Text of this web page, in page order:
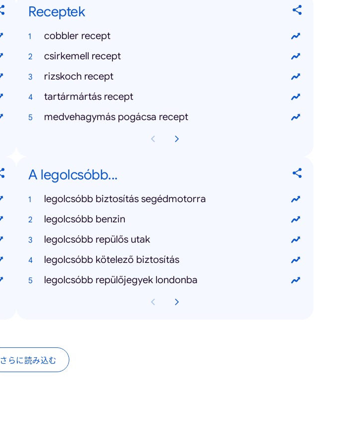
Receptek
cobbler recept
csirkemell recept
rizskoch recept
tartármártás recept
medvehagymás pogácsa recept
A legolcsóbb...
legolcsóbb biztosítás segédmotorra
legolcsóbb benzin
legolcsóbb repülős utak
legolcsóbb kötelező biztosítás
legolcsóbb repülőjegyek londonba
さらに読み込む